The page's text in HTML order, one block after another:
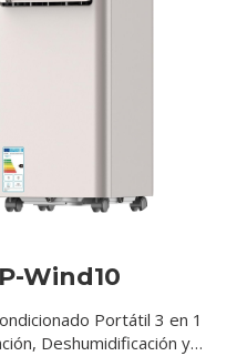
Wind10
Portátil 3 en 1
Deshumidificación y